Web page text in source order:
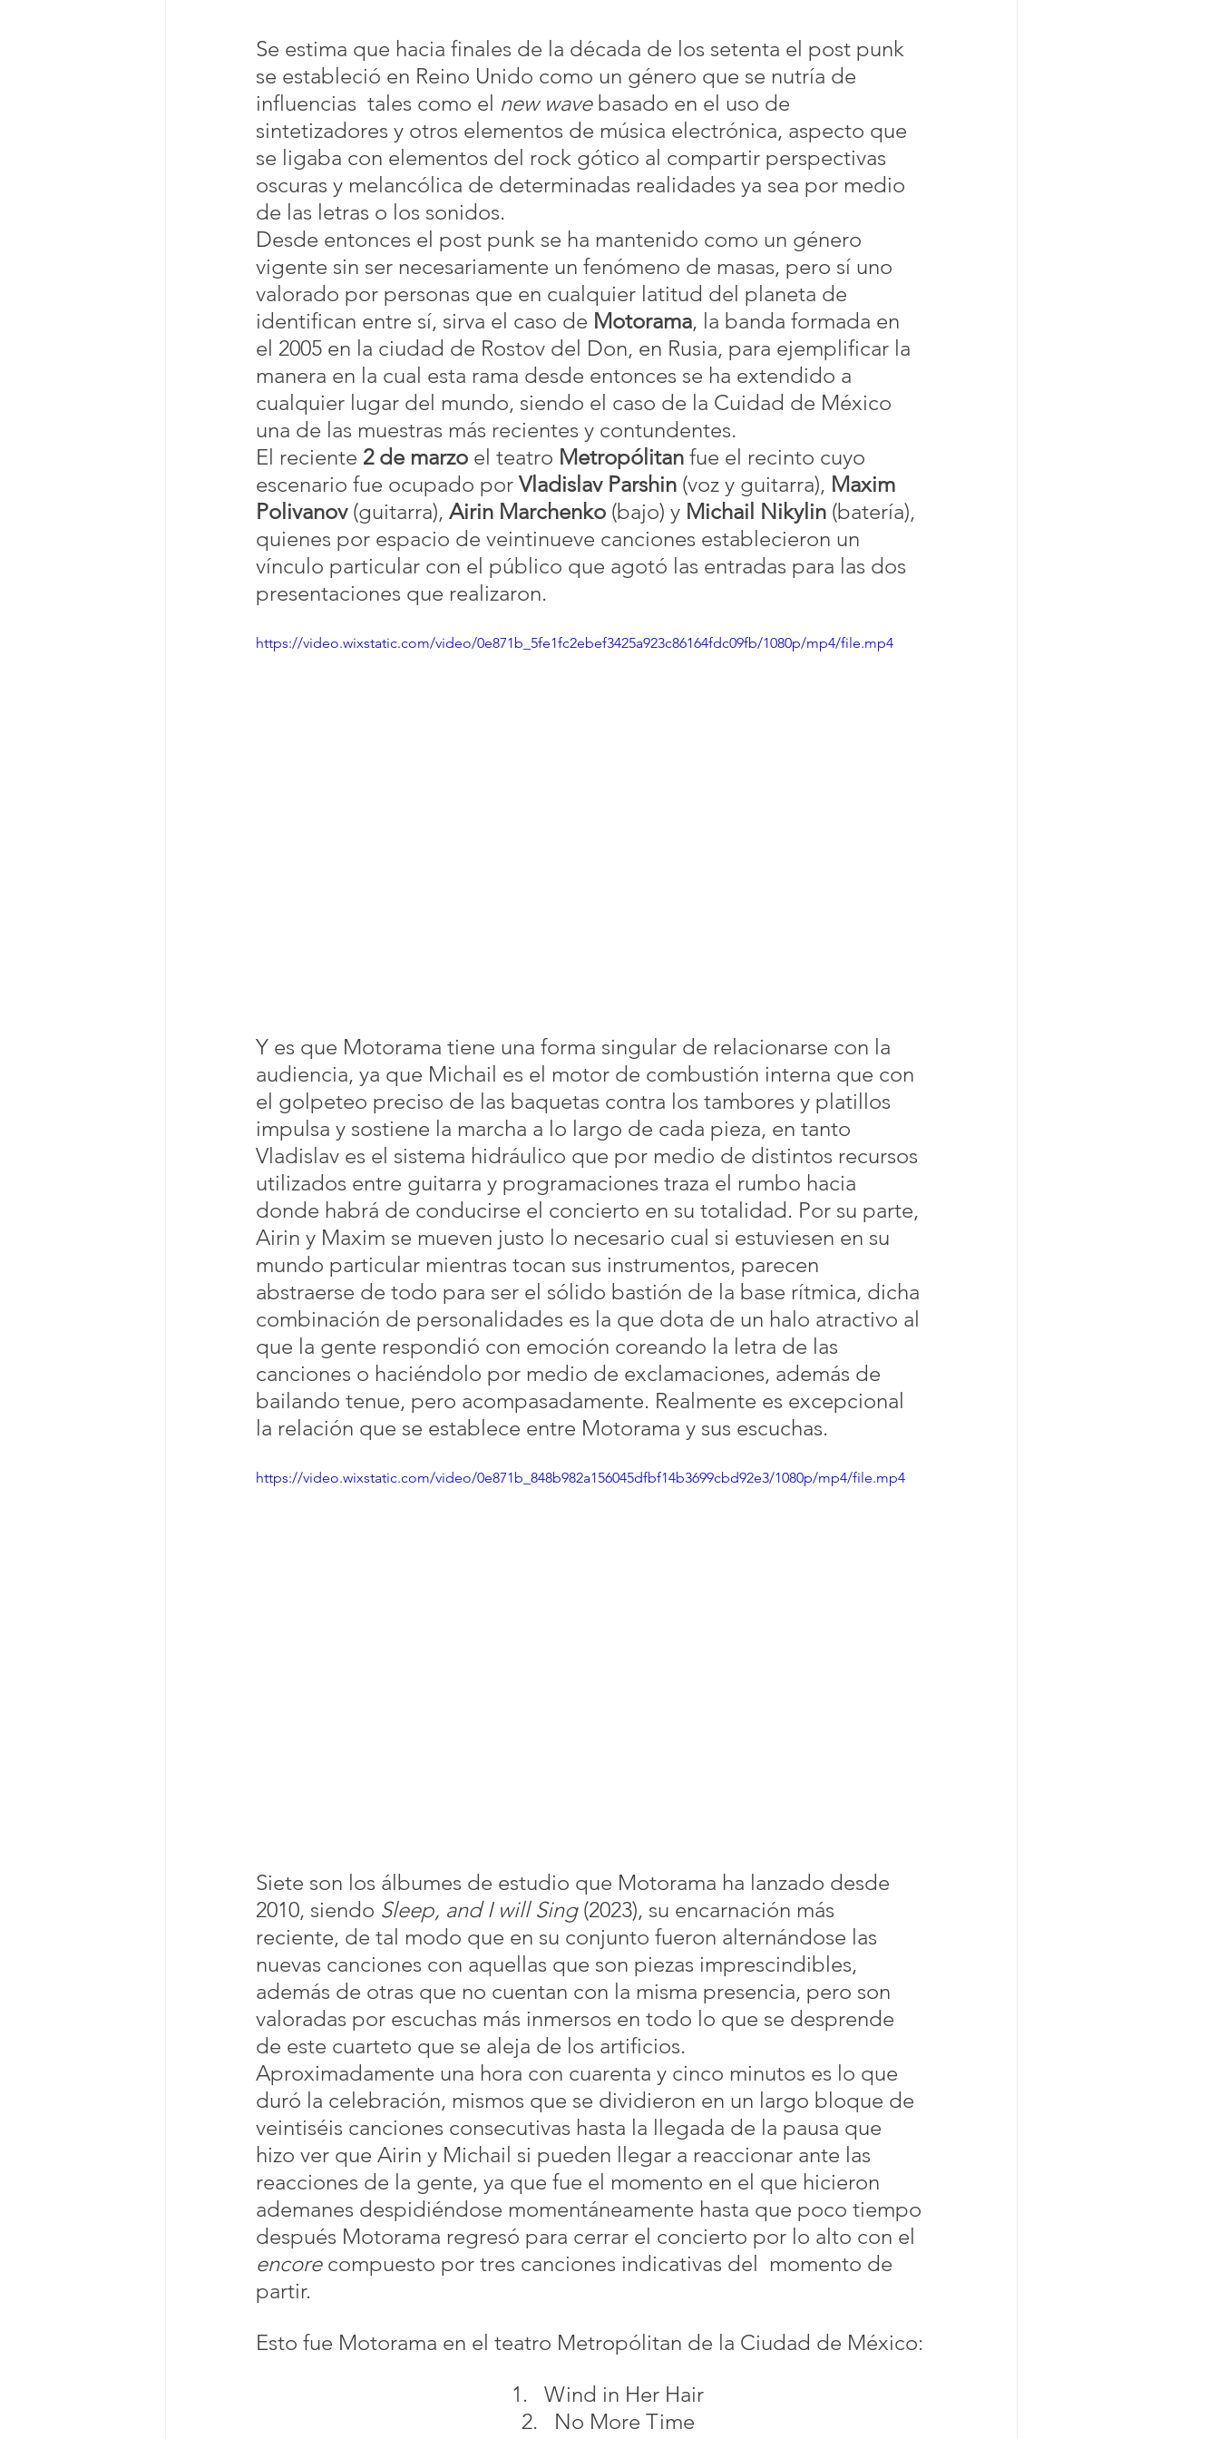
Se estima que hacia finales de la década de los setenta el post punk
se estableció en Reino Unido como un género que se nutría de
influencias  tales como el new wave basado en el uso de
sintetizadores y otros elementos de música electrónica, aspecto que
se ligaba con elementos del rock gótico al compartir perspectivas
oscuras y melancólica de determinadas realidades ya sea por medio
de las letras o los sonidos.
Desde entonces el post punk se ha mantenido como un género
vigente sin ser necesariamente un fenómeno de masas, pero sí uno
valorado por personas que en cualquier latitud del planeta de
identifican entre sí, sirva el caso de Motorama, la banda formada en
el 2005 en la ciudad de Rostov del Don, en Rusia, para ejemplificar la
manera en la cual esta rama desde entonces se ha extendido a
cualquier lugar del mundo, siendo el caso de la Cuidad de México
una de las muestras más recientes y contundentes.
El reciente 2 de marzo el teatro Metropólitan fue el recinto cuyo
escenario fue ocupado por Vladislav Parshin (voz y guitarra), Maxim
Polivanov (guitarra), Airin Marchenko (bajo) y Michail Nikylin (batería),
quienes por espacio de veintinueve canciones establecieron un
vínculo particular con el público que agotó las entradas para las dos
presentaciones que realizaron.
https://video.wixstatic.com/video/0e871b_5fe1fc2ebef3425a923c86164fdc09fb/1080p/mp4/file.mp4
Y es que Motorama tiene una forma singular de relacionarse con la
audiencia, ya que Michail es el motor de combustión interna que con
el golpeteo preciso de las baquetas contra los tambores y platillos
impulsa y sostiene la marcha a lo largo de cada pieza, en tanto
Vladislav es el sistema hidráulico que por medio de distintos recursos
utilizados entre guitarra y programaciones traza el rumbo hacia
donde habrá de conducirse el concierto en su totalidad. Por su parte,
Airin y Maxim se mueven justo lo necesario cual si estuviesen en su
mundo particular mientras tocan sus instrumentos, parecen
abstraerse de todo para ser el sólido bastión de la base rítmica, dicha
combinación de personalidades es la que dota de un halo atractivo al
que la gente respondió con emoción coreando la letra de las
canciones o haciéndolo por medio de exclamaciones, además de
bailando tenue, pero acompasadamente. Realmente es excepcional
la relación que se establece entre Motorama y sus escuchas.
https://video.wixstatic.com/video/0e871b_848b982a156045dfbf14b3699cbd92e3/1080p/mp4/file.mp4
Siete son los álbumes de estudio que Motorama ha lanzado desde
2010, siendo Sleep, and I will Sing (2023), su encarnación más
reciente, de tal modo que en su conjunto fueron alternándose las
nuevas canciones con aquellas que son piezas imprescindibles,
además de otras que no cuentan con la misma presencia, pero son
valoradas por escuchas más inmersos en todo lo que se desprende
de este cuarteto que se aleja de los artificios.
Aproximadamente una hora con cuarenta y cinco minutos es lo que
duró la celebración, mismos que se dividieron en un largo bloque de
veintiséis canciones consecutivas hasta la llegada de la pausa que
hizo ver que Airin y Michail si pueden llegar a reaccionar ante las
reacciones de la gente, ya que fue el momento en el que hicieron
ademanes despidiéndose momentáneamente hasta que poco tiempo
después Motorama regresó para cerrar el concierto por lo alto con el
encore compuesto por tres canciones indicativas del  momento de
partir.
Esto fue Motorama en el teatro Metropólitan de la Ciudad de México:
Wind in Her Hair
No More Time